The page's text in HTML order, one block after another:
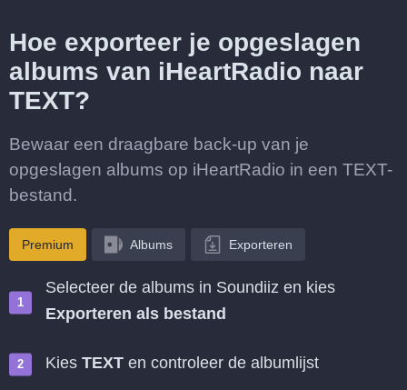
Hoe exporteer je opgeslagen
albums van iHeartRadio naar
TEXT?
Bewaar een draagbare back-up van je
opgeslagen albums op iHeartRadio in een TEXT-
bestand.
Premium Albums Exporteren
Selecteer de albums in Soundiiz en kies
Exporteren als bestand
Kies TEXT en controleer de albumlijst